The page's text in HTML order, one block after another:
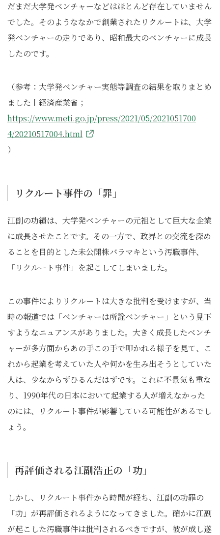
だまだ大学発ベンチャーなどはほとんど存在していません
でした。そのようななかで創業されたリクルートは、大学
発ベンチャーの走りであり、昭和最大のベンチャーに成長
したのです。
（参考：大学発ベンチャー実態等調査の結果を取りまとめ
ました丨経済産業省；
https://www.meti.go.jp/press/2021/05/2021051700
4/20210517004.html
）
リクルート事件の「罪」
江副の功績は、大学発ベンチャーの元祖として巨大な企業
に成長させたことです。その一方で、政界との交流を深め
ることを目的とした未公開株バラマキという汚職事件、
「リクルート事件」を起こしてしまいました。
この事件によりリクルートは大きな批判を受けますが、当
時の報道では「ベンチャーは所詮ベンチャー」という見下
すようなニュアンスがありました。大きく成長したベンチ
ャーが多方面からあの手この手で叩かれる様子を見て、こ
れから起業を考えていた人や何かを生み出そうとしていた
人は、少なからずひるんだはずです。これに不景気も重な
り、1990年代の日本において起業する人が増えなかった
のには、リクルート事件が影響している可能性があるでし
ょう。
再評価される江副浩正の「功」
しかし、リクルート事件から時間が経ち、江副の功罪の
「功」が再評価されるようになってきました。確かに江副
が起こした汚職事件は批判されるべきですが、彼が成し遂